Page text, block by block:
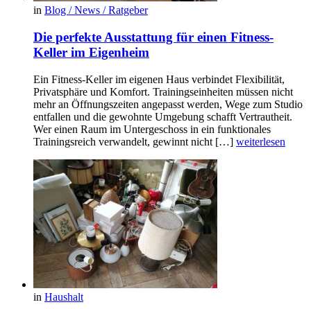
in Blog / News / Ratgeber
Die perfekte Ausstattung für einen Fitness-
Keller im Eigenheim
Ein Fitness-Keller im eigenen Haus verbindet Flexibilität,
Privatsphäre und Komfort. Trainingseinheiten müssen nicht
mehr an Öffnungszeiten angepasst werden, Wege zum Studio
entfallen und die gewohnte Umgebung schafft Vertrautheit.
Wer einen Raum im Untergeschoss in ein funktionales
Trainingsreich verwandelt, gewinnt nicht […] weiterlesen
in Haushalt